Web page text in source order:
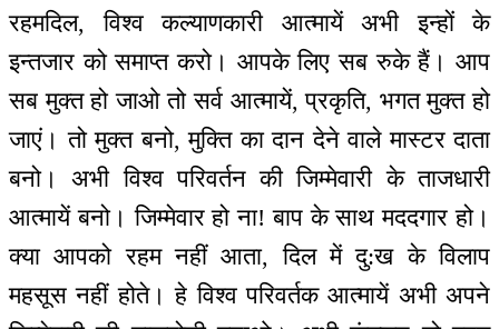
रहमदिल, विश्व कल्याणकारी आत्मायें अभी इन्हों के
इन्तजार को समाप्त करो। आपके लिए सब रुके हैं। आप
सब मुक्त हो जाओ तो सर्व आत्मायें, प्रकृति, भगत मुक्त हो
जाएं। तो मुक्त बनो, मुक्ति का दान देने वाले मास्टर दाता
बनो। अभी विश्व परिवर्तन की जिम्मेवारी के ताजधारी
आत्मायें बनो। जिम्मेवार हो ना! बाप के साथ मददगार हो।
क्या आपको रहम नहीं आता, दिल में दु:ख के विलाप
महसूस नहीं होते। हे विश्व परिवर्तक आत्मायें अभी अपने